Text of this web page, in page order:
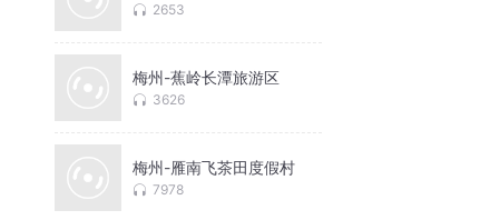
2653
梅州-蕉岭长潭旅游区
3626
梅州-雁南飞茶田度假村
7978